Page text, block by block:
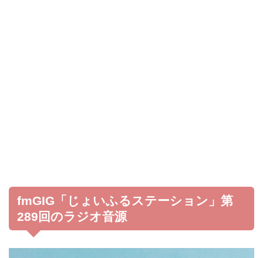
fmGIG「じょいふるステーション」第
289回のラジオ音源